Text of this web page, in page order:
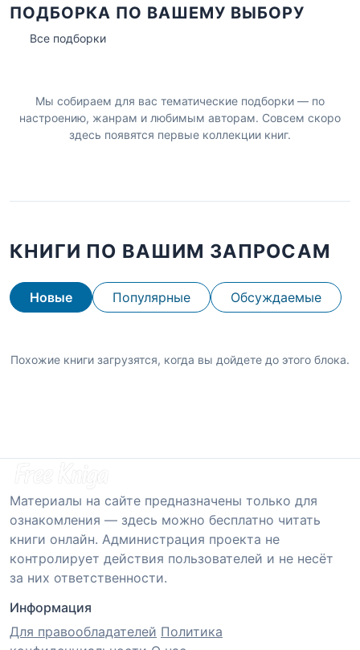
ПОДБОРКА ПО ВАШЕМУ ВЫБОРУ
Все подборки
Мы собираем для вас тематические подборки — по
настроению, жанрам и любимым авторам. Совсем скоро
здесь появятся первые коллекции книг.
КНИГИ ПО ВАШИМ ЗАПРОСАМ
Новые Популярные Обсуждаемые
Похожие книги загрузятся, когда вы дойдете до этого блока.
Материалы на сайте предназначены только для
ознакомления — здесь можно бесплатно читать
книги онлайн. Администрация проекта не
контролирует действия пользователей и не несёт
за них ответственности.
Информация
Для правообладателей Политика